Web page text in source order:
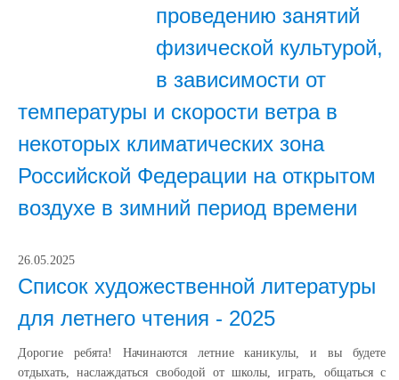
проведению занятий
физической культурой,
в зависимости от
температуры и скорости ветра в
некоторых климатических зона
Российской Федерации на открытом
воздухе в зимний период времени
26.05.2025
Список художественной литературы
для летнего чтения - 2025
Дорогие ребята! Начинаются летние каникулы, и вы будете
отдыхать, наслаждаться свободой от школы, играть, общаться с